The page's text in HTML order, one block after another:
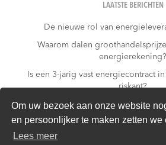
Om uw bezoek aan onze website
en persoonlijker te maken zetten we
Lees meer
LAATSTE BERICHTEN
De nieuwe rol van
Waarom dalen
energierekening?
Is een 3-jarig vast energiecontract
riskant?
Wat kost niets
Warmtepomp + dynamisch